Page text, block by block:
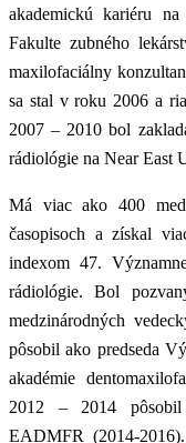
akademickú kariéru
Fakulte zubného
maxilofaciálny
sa stal v roku 2006 a
2007 – 2010 bol
rádiológie na Near East
Má viac ako 400
časopisoch a získal
indexom 47.
rádiológie. Bol
medzinárodných
pôsobil ako predseda
akadémie
2012 – 2014 pôsobil
EADMFR (2014-